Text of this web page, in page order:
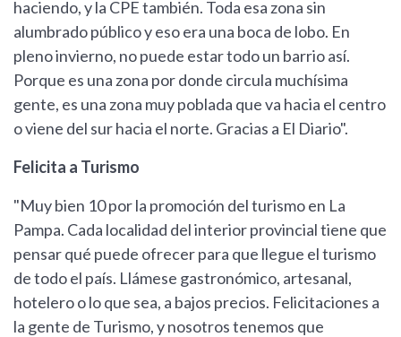
haciendo, y la CPE también. Toda esa zona sin
alumbrado público y eso era una boca de lobo. En
pleno invierno, no puede estar todo un barrio así.
Porque es una zona por donde circula muchísima
gente, es una zona muy poblada que va hacia el centro
o viene del sur hacia el norte. Gracias a El Diario".
Felicita a Turismo
"Muy bien 10 por la promoción del turismo en La
Pampa. Cada localidad del interior provincial tiene que
pensar qué puede ofrecer para que llegue el turismo
de todo el país. Llámese gastronómico, artesanal,
hotelero o lo que sea, a bajos precios. Felicitaciones a
la gente de Turismo, y nosotros tenemos que